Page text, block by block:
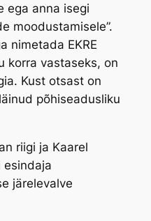
ega anna isegi
moodustamisele”.
nimetada EKRE
korra vastaseks, on
Kust otsast on
põhiseadusliku
riigi ja Kaarel
esindaja
järelevalve